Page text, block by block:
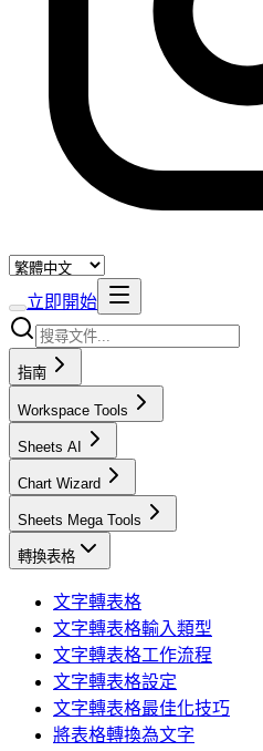
立即開始
指南
Workspace Tools
Sheets AI
Chart Wizard
Sheets Mega Tools
轉換表格
文字轉表格
文字轉表格輸入類型
文字轉表格工作流程
文字轉表格設定
文字轉表格最佳化技巧
將表格轉換為文字